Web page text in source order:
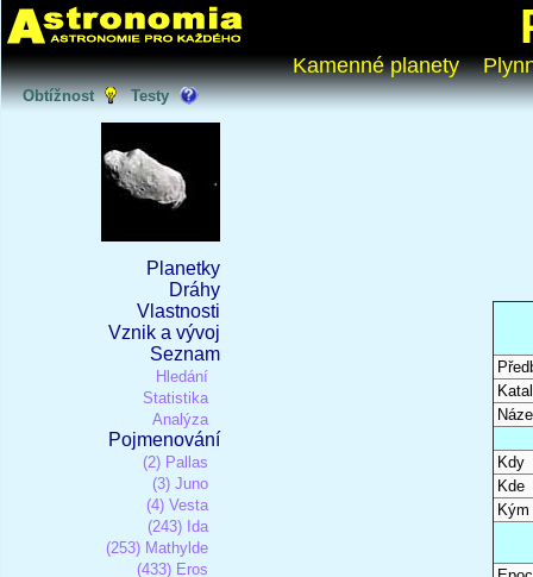
Kamenné planety
Obtížnost Testy
Planetky
Dráhy
Vlastnosti
Vznik a vývoj
Seznam
Hledání
Statistika
Analýza
Pojmenování
(2) Pallas
(3) Juno
(4) Vesta
(243) Ida
(253) Mathylde
(433) Eros
Kdy
Kde
Kým